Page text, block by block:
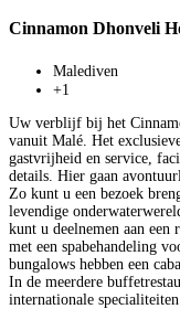
Cinnamon Dhonveli
Malediven
+1
Uw verblijf bij het
vanuit Malé. Het
gastvrijheid en service,
details. Hier gaan
Zo kunt u een bezoek
levendige
kunt u deelnemen aan een
met een spabehandeling
bungalows hebben een
In de meerdere
internationale specialiteiten.